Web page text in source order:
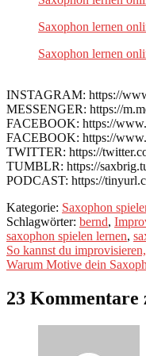
Saxophon lernen
Saxophon lernen
INSTAGRAM: https://
MESSENGER: https://
FACEBOOK: https://
FACEBOOK: https://
TWITTER: https://
TUMBLR: https://
PODCAST: https://
Kategorie: Saxophon
Schlagwörter: bernd,
saxophon spielen lernen,
Vorheriger
Beitrag:
So kannst du
Nächster
Warum Motive dein
23 Kommentare